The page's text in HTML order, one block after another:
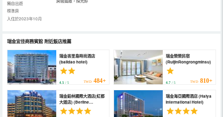
獨自出遊
標準房
入住於2023年10月
瑞金宜佳商務賓館 附近飯店推薦
瑞金峇里島時尚酒店
(balidao hotel)
4.5 / 5 TWD 484+
瑞金榮榮民宿
(RuijinRongrongminsu)
4.7/ 5 TWD 810+
瑞金鉑林國際大酒店(紅都
大道店) (Berline
International Hotel)
瑞金海亞國際酒店 (Haiya
International Hotel)